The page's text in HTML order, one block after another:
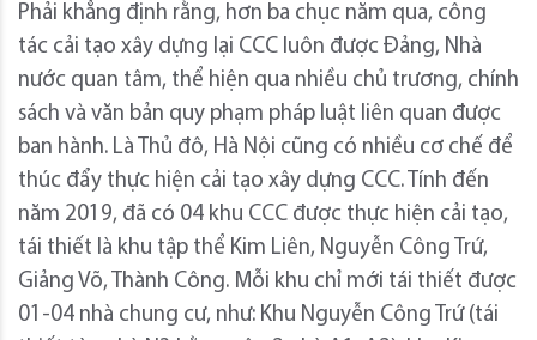
Phải khẳng định rằng, hơn ba chục năm qua, công
tác cải tạo xây dựng lại CCC luôn được Đảng, Nhà
nước quan tâm, thể hiện qua nhiều chủ trương, chính
sách và văn bản quy phạm pháp luật liên quan được
ban hành. Là Thủ đô, Hà Nội cũng có nhiều cơ chế để
thúc đẩy thực hiện cải tạo xây dựng CCC. Tính đến
năm 2019, đã có 04 khu CCC được thực hiện cải tạo,
tái thiết là khu tập thể Kim Liên, Nguyễn Công Trứ,
Giảng Võ, Thành Công. Mỗi khu chỉ mới tái thiết được
01-04 nhà chung cư, như: Khu Nguyễn Công Trứ (tái